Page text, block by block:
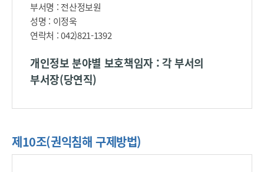
부서명 : 전산정보원
성명 : 이정욱
연락처 : 042)821-1392
개인정보 분야별 보호책임자 : 각 부서의
부서장(당연직)
제10조(권익침해 구제방법)